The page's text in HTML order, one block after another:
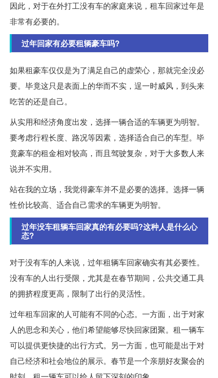
因此，对于在外打工没有车的家庭来说，租车回家过年是
非常有必要的。
过年回家有必要租辆豪车吗?
如果租豪车仅仅是为了满足自己的虚荣心，那就完全没必
要。毕竟这只是表面上的华而不实，逞一时威风，到头来
吃苦的还是自己。
从实用和经济角度出发，选择一辆合适的车辆更为明智。
要考虑行程长度、路况等因素，选择适合自己的车型。毕
竟豪车的租金相对较高，而且驾驶复杂，对于大多数人来
说并不实用。
站在我的立场，我觉得豪车并不是必要的选择。选择一辆
性价比较高、适合自己需求的车辆更为明智。
过年没车租辆车回家真的有必要吗?这种人是什么心
态?
对于没有车的人来说，过年租辆车回家确实有其必要性。
没有车的人出行受限，尤其是在春节期间，公共交通工具
的拥挤程度更高，限制了出行的灵活性。
过年租车回家的人可能有不同的心态。一方面，出于对家
人的思念和关心，他们希望能够尽快回家团聚。租一辆车
可以提供更快捷的出行方式。另一方面，也可能是出于对
自己经济和社会地位的展示。春节是一个亲朋好友聚会的